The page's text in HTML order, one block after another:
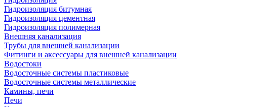
Гидроизоляция битумная
Гидроизоляция цементная
Гидроизоляция полимерная
Внешняя канализация
Трубы для внешней канализации
Фитинги и аксессуары для внешней канализации
Водостоки
Водосточные системы пластиковые
Водосточные системы металлические
Камины, печи
Печи